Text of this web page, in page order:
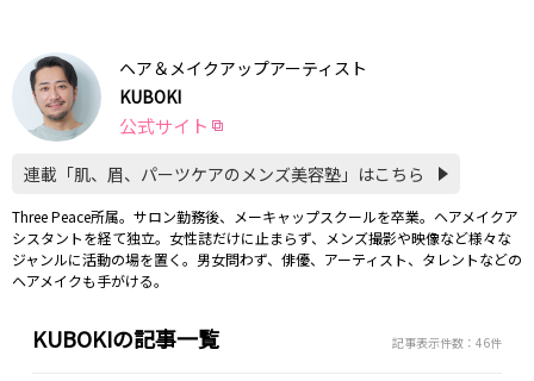
ヘア＆メイクアップアーティスト
KUBOKI
公式サイト
連載「肌、眉、パーツケアのメンズ美容塾」はこちら
Three Peace所属。サロン勤務後、メーキャップスクールを卒業。ヘアメイクア
シスタントを経て独立。女性誌だけに止まらず、メンズ撮影や映像など様々な
ジャンルに活動の場を置く。男女問わず、俳優、アーティスト、タレントなどの
ヘアメイクも手がける。
KUBOKIの記事一覧 記事表示件数：46件